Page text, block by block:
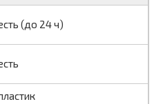
(до 24 ч)